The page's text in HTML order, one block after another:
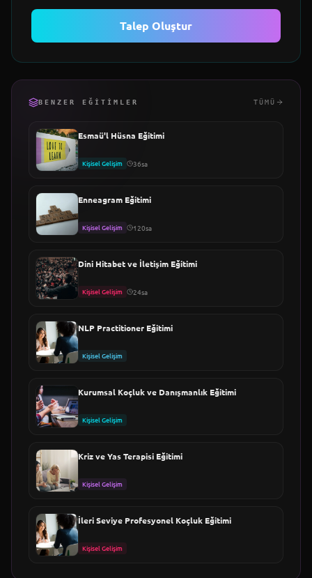
Talep Oluştur
BENZER EĞITIMLER TÜMÜ
Esmaü'l Hüsna Eğitimi
Kişisel Gelişim 36sa
Enneagram Eğitimi
Kişisel Gelişim 120sa
Dini Hitabet ve İletişim Eğitimi
Kişisel Gelişim 24sa
NLP Practitioner Eğitimi
Kişisel Gelişim
Kurumsal Koçluk ve Danışmanlık Eğitimi
Kişisel Gelişim
Kriz ve Yas Terapisi Eğitimi
Kişisel Gelişim
İleri Seviye Profesyonel Koçluk Eğitimi
Kişisel Gelişim